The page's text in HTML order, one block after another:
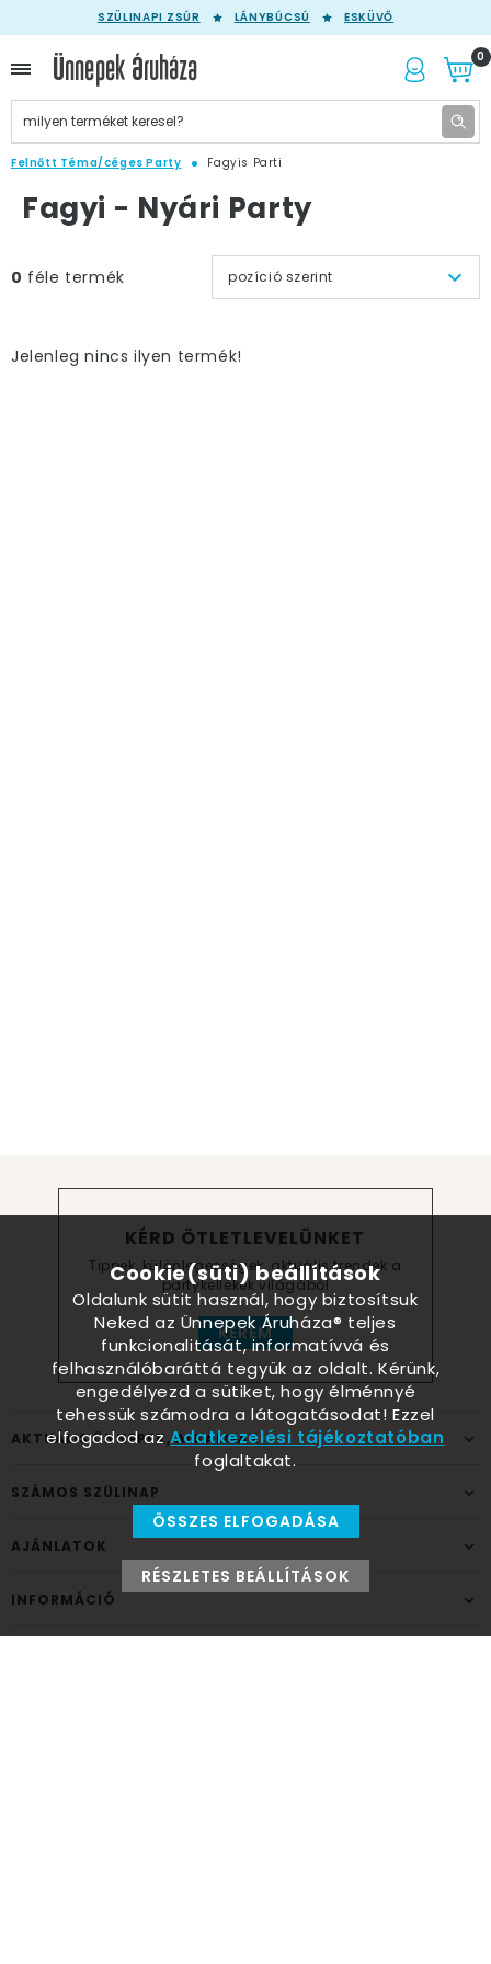
SZÜLINAPI ZSÚR LÁNYBÚCSÚ ESKÜVŐ
0
Felnőtt Téma/céges Party Fagyis Parti
Fagyi - Nyári Party
0 féle termék pozíció szerint
Jelenleg nincs ilyen termék!
KÉRD ÖTLETLEVELÜNKET
Tippek, különlegességek, aktuális trendek a
partykellékek világából
KÉREM
AKTUÁLIS ÜNNEPEK, ALKALMAK
SZÁMOS SZÜLINAP
AJÁNLATOK
INFORMÁCIÓ
Cookie(süti) beállítások
Oldalunk sütit használ, hogy biztosítsuk
Neked az Ünnepek Áruháza® teljes
funkcionalitását, informatívvá és
felhasználóbaráttá tegyük az oldalt. Kérünk,
engedélyezd a sütiket, hogy élménnyé
tehessük számodra a látogatásodat! Ezzel
elfogadod azAdatkezelési tájékoztatóban
foglaltakat.
ÖSSZES ELFOGADÁSA
RÉSZLETES BEÁLLÍTÁSOK